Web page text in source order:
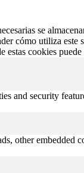
se
cómo utiliza este
cookies
and security
other embedded